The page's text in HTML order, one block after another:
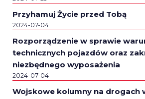
Przyhamuj Życie przed Tobą
2024-07-04
Rozporządzenie w sprawie
technicznych pojazdów oraz
niezbędnego wyposażenia
2024-07-04
Wojskowe kolumny na drogach